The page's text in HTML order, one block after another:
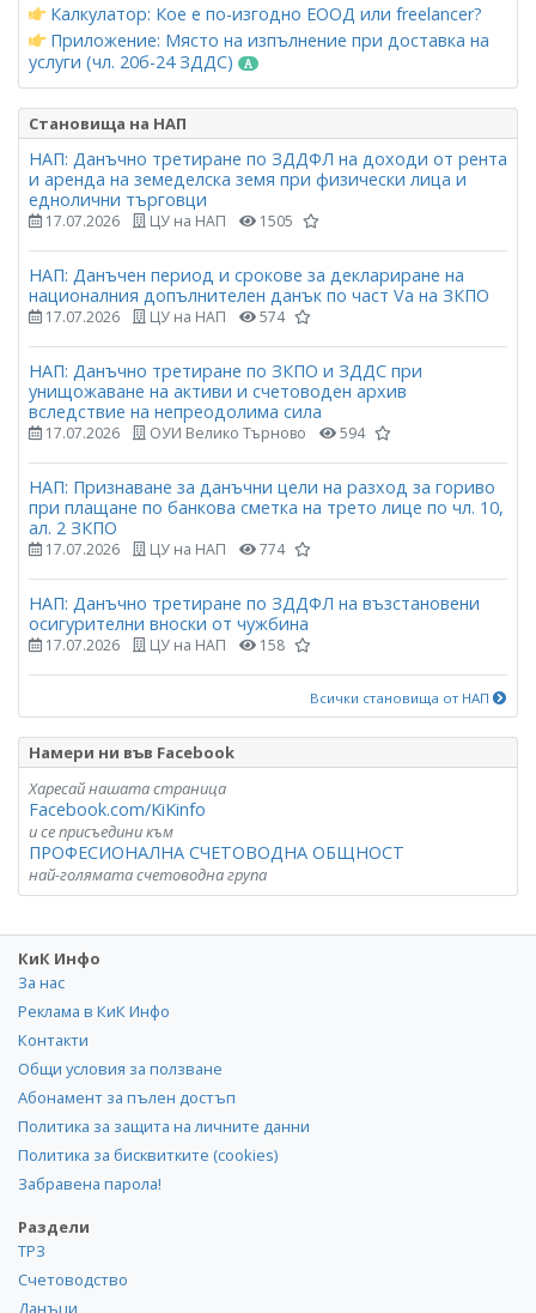
Калкулатор: Кое е по-изгодно ЕООД или freelancer?
Приложение: Място на изпълнение при доставка на
услуги (чл. 20б-24 ЗДДС)
Становища на НАП
НАП: Данъчно третиране по ЗДДФЛ на доходи от рента
и аренда на земеделска земя при физически лица и
еднолични търговци
17.07.2026 ЦУ на НАП 1505
НАП: Данъчен период и срокове за деклариране на
националния допълнителен данък по част Vа на ЗКПО
17.07.2026 ЦУ на НАП 574
НАП: Данъчно третиране по ЗКПО и ЗДДС при
унищожаване на активи и счетоводен архив
вследствие на непреодолима сила
17.07.2026 ОУИ Велико Търново 594
НАП: Признаване за данъчни цели на разход за гориво
при плащане по банкова сметка на трето лице по чл. 10,
ал. 2 ЗКПО
17.07.2026 ЦУ на НАП 774
НАП: Данъчно третиране по ЗДДФЛ на възстановени
осигурителни вноски от чужбина
17.07.2026 ЦУ на НАП 158
Всички становища от НАП
Намери ни във Facebook
Харесай нашата страница
Facebook.com/KiKinfo
и се присъедини към
ПРОФЕСИОНАЛНА СЧЕТОВОДНА ОБЩНОСТ
най-голямата счетоводна група
КиК Инфо
За нас
Реклама в КиК Инфо
Контакти
Общи условия за ползване
Абонамент за пълен достъп
Политика за защита на личните данни
Политика за бисквитките (cookies)
Забравена парола!
Раздели
ТРЗ
Счетоводство
Данъци